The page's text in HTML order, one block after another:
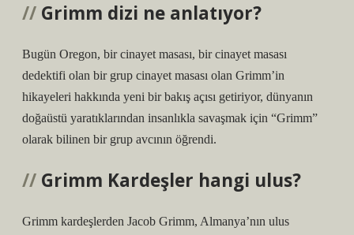
Grimm dizi ne anlatıyor?
Bugün Oregon, bir cinayet masası, bir cinayet masası
dedektifi olan bir grup cinayet masası olan Grimm’in
hikayeleri hakkında yeni bir bakış açısı getiriyor, dünyanın
doğaüstü yaratıklarından insanlıkla savaşmak için “Grimm”
olarak bilinen bir grup avcının öğrendi.
Grimm Kardeşler hangi ulus?
Grimm kardeşlerden Jacob Grimm, Almanya’nın ulus